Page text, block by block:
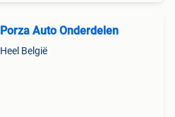
Porza Auto Onderdelen
Heel België